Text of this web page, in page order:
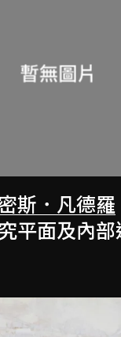
斯．凡德羅
平面及內部